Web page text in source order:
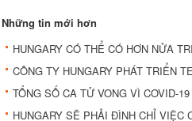
Những tin mới hơn
HUNGARY CÓ THỂ CÓ HƠN NỬA
CÔNG TY HUNGARY PHÁT TRIỂN
TỔNG SỐ CA TỬ VONG VÌ COVID-
HUNGARY SẼ PHẢI ĐÌNH CHỈ VIỆC